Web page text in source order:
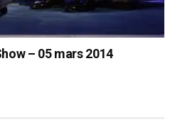
– 05 mars 2014